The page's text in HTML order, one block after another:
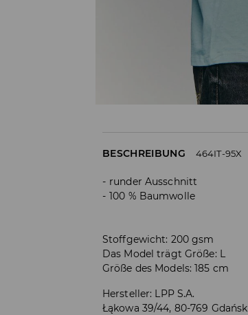
BESCHREIBUNG 464IT-95X
runder Ausschnitt
100 % Baumwolle
Stoffgewicht: 200 gsm
Das Model trägt Größe: L
Größe des Models: 185 cm
Hersteller: LPP S.A.
Łąkowa 39/44, 80-769 Gdańsk